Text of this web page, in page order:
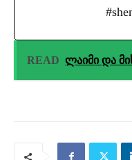
READ ლაიმი და